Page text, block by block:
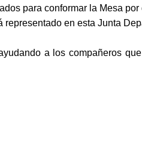
para conformar la Mesa
en esta Junta
a los compañeros